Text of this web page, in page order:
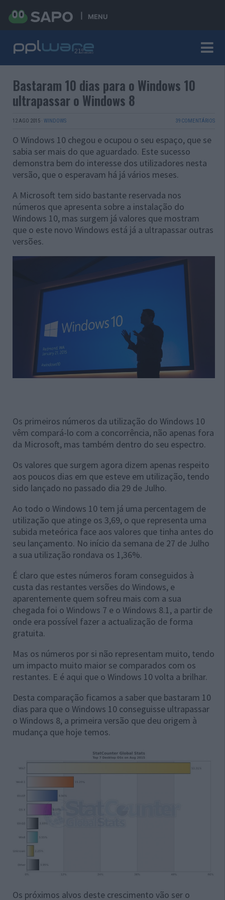
MENU
Bastaram 10 dias para o Windows 10
ultrapassar o Windows 8
12 AGO 2015 · WINDOWS 39 COMENTÁRIOS
O Windows 10 chegou e ocupou o seu espaço, que se
sabia ser mais do que aguardado. Este sucesso
demonstra bem do interesse dos utilizadores nesta
versão, que o esperavam há já vários meses.
A Microsoft tem sido bastante reservada nos
números que apresenta sobre a instalação do
Windows 10, mas surgem já valores que mostram
que o este novo Windows está já a ultrapassar outras
versões.
Os primeiros números da utilização do Windows 10
vêm compará-lo com a concorrência, não apenas fora
da Microsoft, mas também dentro do seu espectro.
Os valores que surgem agora dizem apenas respeito
aos poucos dias em que esteve em utilização, tendo
sido lançado no passado dia 29 de Julho.
Ao todo o Windows 10 tem já uma percentagem de
utilização que atinge os 3,69, o que representa uma
subida meteórica face aos valores que tinha antes do
seu lançamento. No início da semana de 27 de Julho
a sua utilização rondava os 1,36%.
É claro que estes números foram conseguidos à
custa das restantes versões do Windows, e
aparentemente quem sofreu mais com a sua
chegada foi o Windows 7 e o Windows 8.1, a partir de
onde era possível fazer a actualização de forma
gratuita.
Mas os números por si não representam muito, tendo
um impacto muito maior se comparados com os
restantes. E é aqui que o Windows 10 volta a brilhar.
Desta comparação ficamos a saber que bastaram 10
dias para que o Windows 10 conseguisse ultrapassar
o Windows 8, a primeira versão que deu origem à
mudança que hoje temos.
Os próximos alvos deste crescimento vão ser o